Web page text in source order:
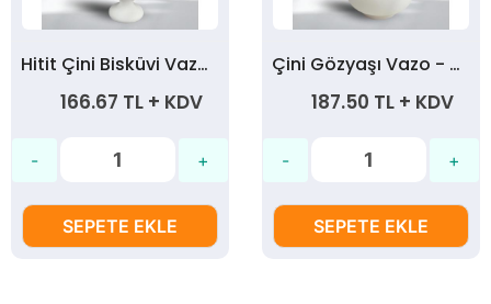
Hitit Çini Bisküvi Vazo - 20 cm
166.67 TL + KDV
SEPETE EKLE
Çini Gözyaşı Vazo - 20 cm
187.50 TL + KDV
SEPETE EKLE